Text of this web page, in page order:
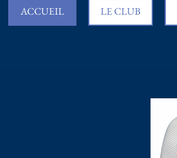
ACCUEIL LE CLUB
Remise des